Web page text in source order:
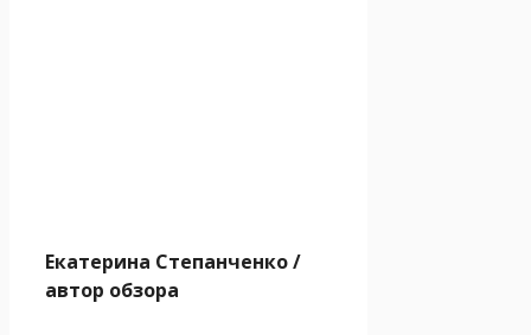
Екатерина Степанченко/
автор обзора